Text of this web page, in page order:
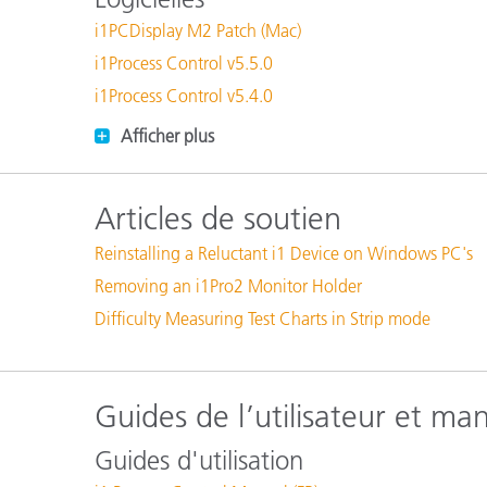
Plastiques
i1PCDisplay M2 Patch (Mac)
i1Process Control v5.5.0
i1Process Control v5.4.0
Afficher plus
Articles de soutien
Reinstalling a Reluctant i1 Device on Windows PC's
Removing an i1Pro2 Monitor Holder
Difficulty Measuring Test Charts in Strip mode
Guides de l’utilisateur et
Guides d'utilisation